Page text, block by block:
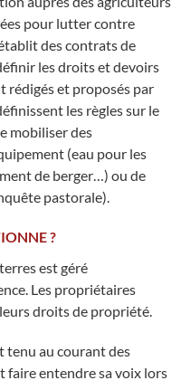
pour lutter contre
des contrats de
les droits et devoirs
rédigés et proposés par
les règles sur le
mobiliser des
(eau pour les
de berger…) ou de
pastorale).
?
est géré
Les propriétaires
droits de propriété.
tenu au courant des
faire entendre sa voix lors